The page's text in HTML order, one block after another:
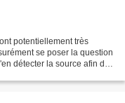
potentiellement très
se poser la question
détecter la source afin d'y